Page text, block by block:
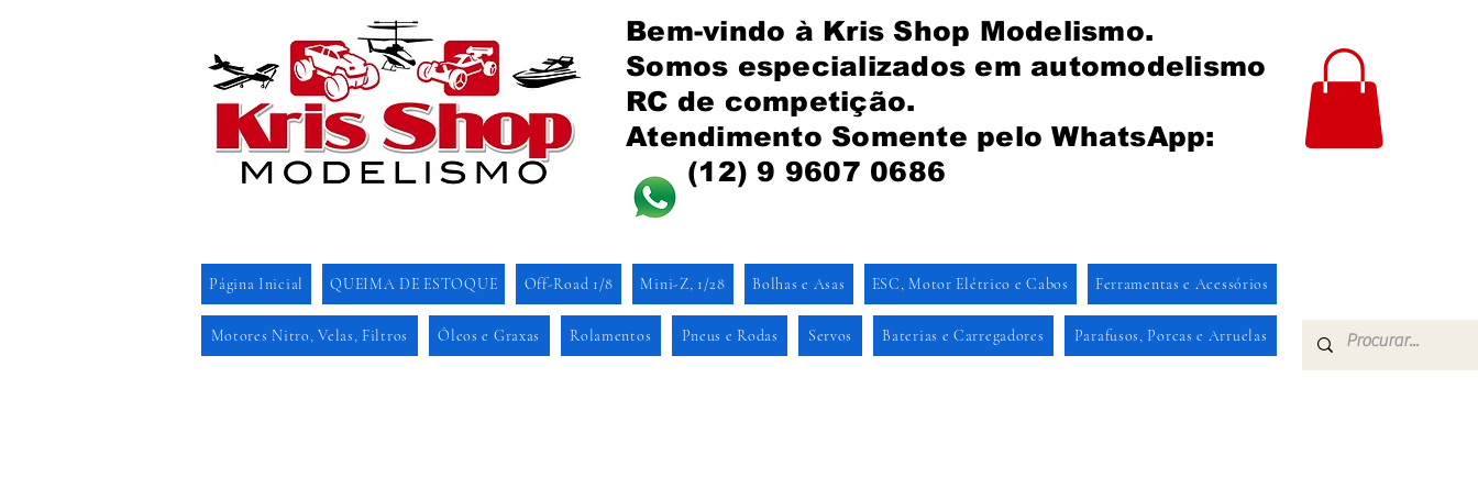
Bem-vindo à Kris Shop Modelismo.
Somos especializados em automodelismo
RC de competição.
Atendimento Somente pelo WhatsApp:
(12) 9 9607 0686
Página Inicial QUEIMA DE ESTOQUE Off-Road 1/8 Mini-Z, 1/28 Bolhas e Asas ESC, Motor Elétrico e Cabos Ferramentas e Acessórios
Motores Nitro, Velas, Filtros Óleos e Graxas Rolamentos Pneus e Rodas Servos Baterias e Carregadores Parafusos, Porcas e Arruelas